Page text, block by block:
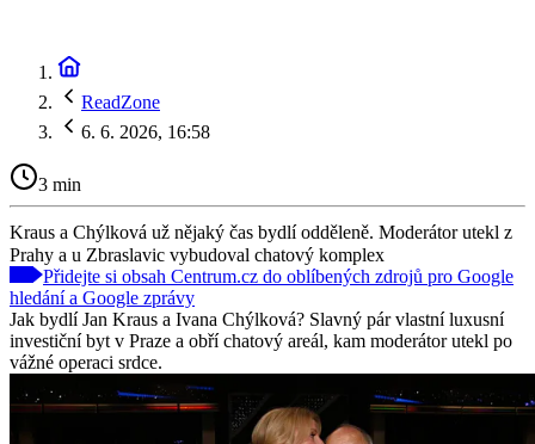
ReadZone
6. 6. 2026, 16:58
3 min
Kraus a Chýlková už nějaký čas bydlí odděleně. Moderátor utekl z
Prahy a u Zbraslavic vybudoval chatový komplex
Přidejte si obsah Centrum.cz do oblíbených zdrojů pro Google
hledání a Google zprávy
Jak bydlí Jan Kraus a Ivana Chýlková? Slavný pár vlastní luxusní
investiční byt v Praze a obří chatový areál, kam moderátor utekl po
vážné operaci srdce.